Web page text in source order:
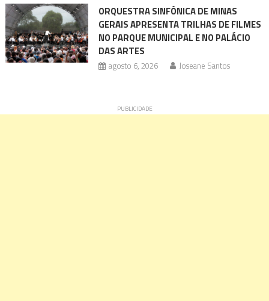
ORQUESTRA SINFÔNICA DE MINAS
GERAIS APRESENTA TRILHAS DE FILMES
NO PARQUE MUNICIPAL E NO PALÁCIO
DAS ARTES
agosto 6, 2026 Joseane Santos